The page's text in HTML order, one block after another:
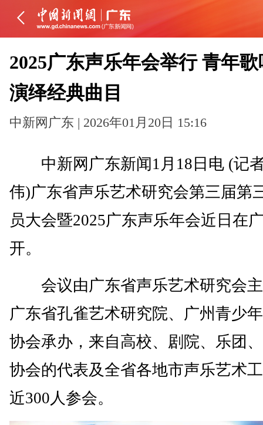
2025广东声乐年会举行 青年
演绎经典曲目
中新网广东 | 2026年01月20日 15:16
中新网广东新闻1月18日电 (记
伟)广东省声乐艺术研究会第三届第
员大会暨2025广东声乐年会近日在
开。
会议由广东省声乐艺术研究会
广东省孔雀艺术研究院、广州青少
协会承办，来自高校、剧院、乐团
协会的代表及全省各地市声乐艺术
近300人参会。